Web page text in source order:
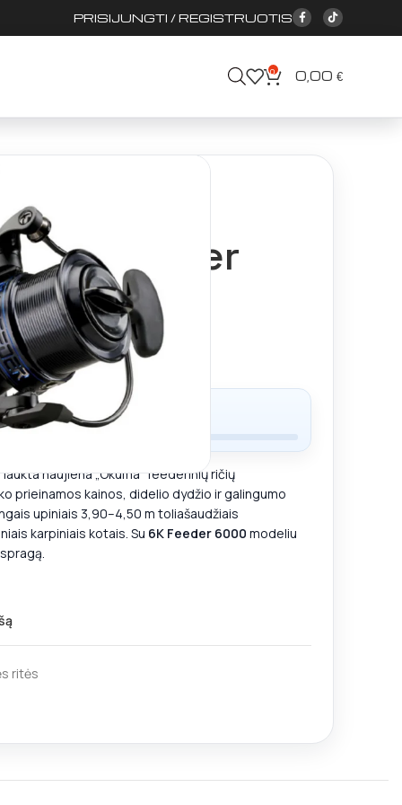
PRISIJUNGTI / REGISTRUOTIS
0 0,00 €
6K Feeder
liko50,00 €
naujiena „Okuma“ feederinių ričių
prieinamos kainos, didelio dydžio ir galingumo
upiniais 3,90–4,50 m toliašaudžiais
karpiniais kotais. Su 6K Feeder 6000 modeliu
ritės